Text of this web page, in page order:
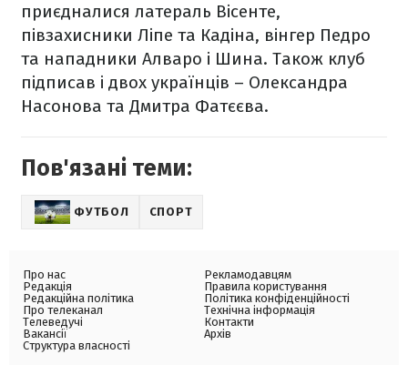
приєдналися латераль Вісенте,
півзахисники Ліпе та Кадіна, вінгер Педро
та нападники Алваро і Шина. Також клуб
підписав і двох українців – Олександра
Насонова та Дмитра Фатєєва.
Пов'язані теми:
ФУТБОЛ СПОРТ
Про нас
Редакція
Редакційна політика
Про телеканал
Телеведучі
Вакансії
Структура власності
Рекламодавцям
Правила користування
Політика конфіденційності
Технічна інформація
Контакти
Архів